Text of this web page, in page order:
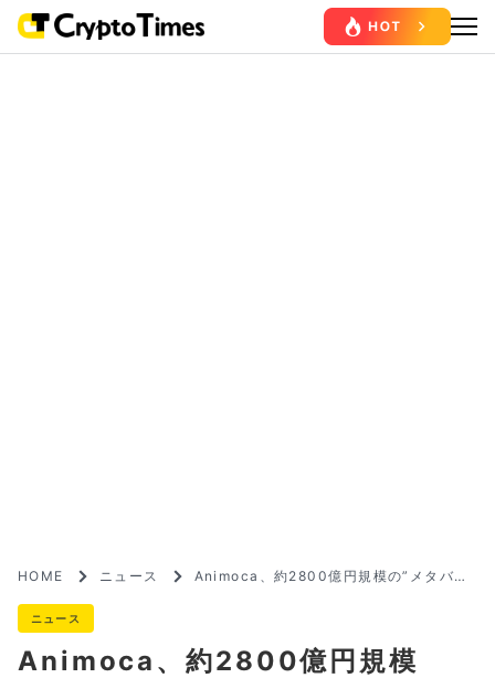
HOME ニュース
Animoca、約2800億円規模の”メタバー
ニュース
Animoca、約2800億円規模